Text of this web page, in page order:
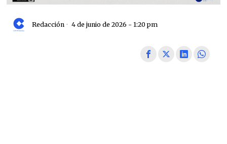
Redacción 4 de junio de 2026 - 1:20 pm